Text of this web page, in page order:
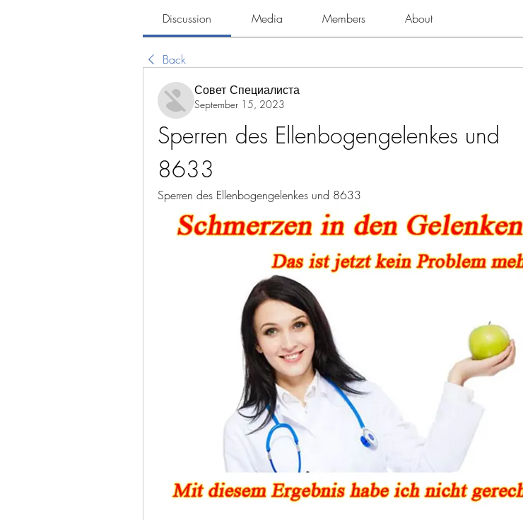
Discussion Media Members About
Back
Совет Специалиста
September 15, 2023
Sperren des Ellenbogengelenkes und
8633
Sperren des Ellenbogengelenkes und 8633